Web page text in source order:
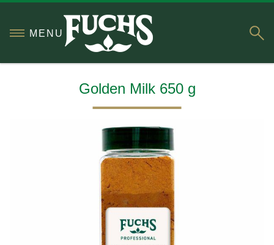
MENU
Golden Milk 650 g